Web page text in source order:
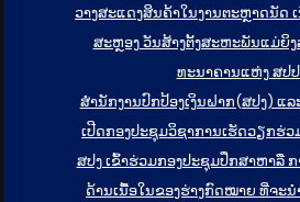
ວາງສະແດງສິນຄ້າໃນງານຕະຫຼາດນັດ
ສະຫຼອງ ວັນສ້າງຕັ້ງສະຫະພັນແມ່ຍິງ
ທະນາຄານແຫ່ງ ສປ
ສຳນັກງານປົກປ້ອງເງິນຝາກ(ສປງ) ແ
ເປີດກອງປະຊຸມວິຊາການເຮັດວຽກຮ່
ສປງ ເຂົ້າຮ່ວມກອງປະຊຸມປຶກສາຫາລື
ດ້ານເນື້ອໃນຂອງຮ່າງກົດໝາຍ ທີ່ຈະ